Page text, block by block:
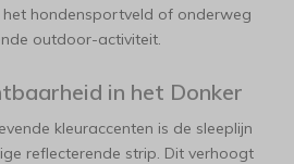
hondensportveld of onderweg
outdoor-activiteit.
in het Donker
kleuraccenten is de sleeplijn
reflecterende strip. Dit verhoogt